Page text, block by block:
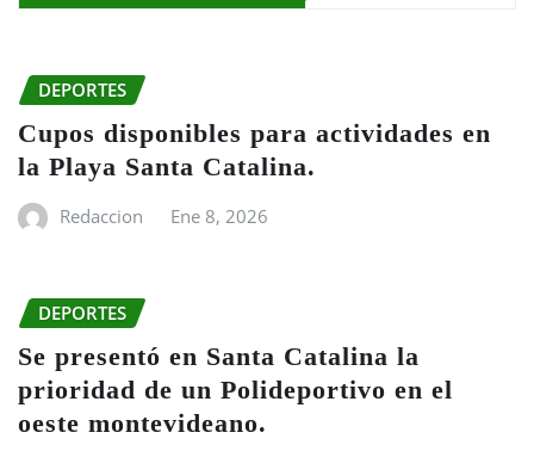
DEPORTES
Cupos disponibles para actividades en
la Playa Santa Catalina.
Redaccion Ene 8, 2026
DEPORTES
Se presentó en Santa Catalina la
prioridad de un Polideportivo en el
oeste montevideano.